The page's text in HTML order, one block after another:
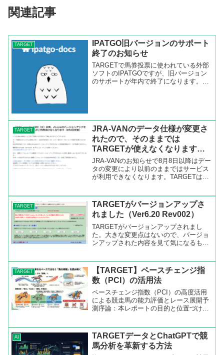
関連記事
TARGET
IPATGO旧バージョンのサポート
終了のお知らせ
TARGETで馬券投票に使われている外部
ソフトのIPATGOですが、旧バージョン
のサポートが年内で終了になります。
TARGET
JRA-VANのデータ仕様が変更さ
れたので、そのままでは
TARGETが使えなくなります。
JV LinkとTARGETをバージョン
アップしてください。
JRA-VANのお知らせで8月8日以降はデー
タの変更により以前のままではサービス
が利用できなくなります。TARGETは
者の久根崎さんのHPに手順が出ています
の...
TARGET
TARGETがバージョンアップさ
れました（Ver6.20 Rev002）
TARGETがバージョンアップされまし
た。大きな変更点はないので、バージョ
ンアップされた内容を見て気になるもの
種:還元率80%+5%)に仮対応・成績画面
の★タブ項目...
TARGET
【TARGET】ペースチェンジ指
数（PCI）の活用法
ペースチェンジ指数（PCI）の高度活用
による競走馬の能力評価とレース展開予
測序論：本レポートの目的と位置づけ本
して捉える従来の分析から脱却し、各競
走馬が個々に体験したレース...
AI
TARGETデータとChatGPTで競
馬分析を革新する方法